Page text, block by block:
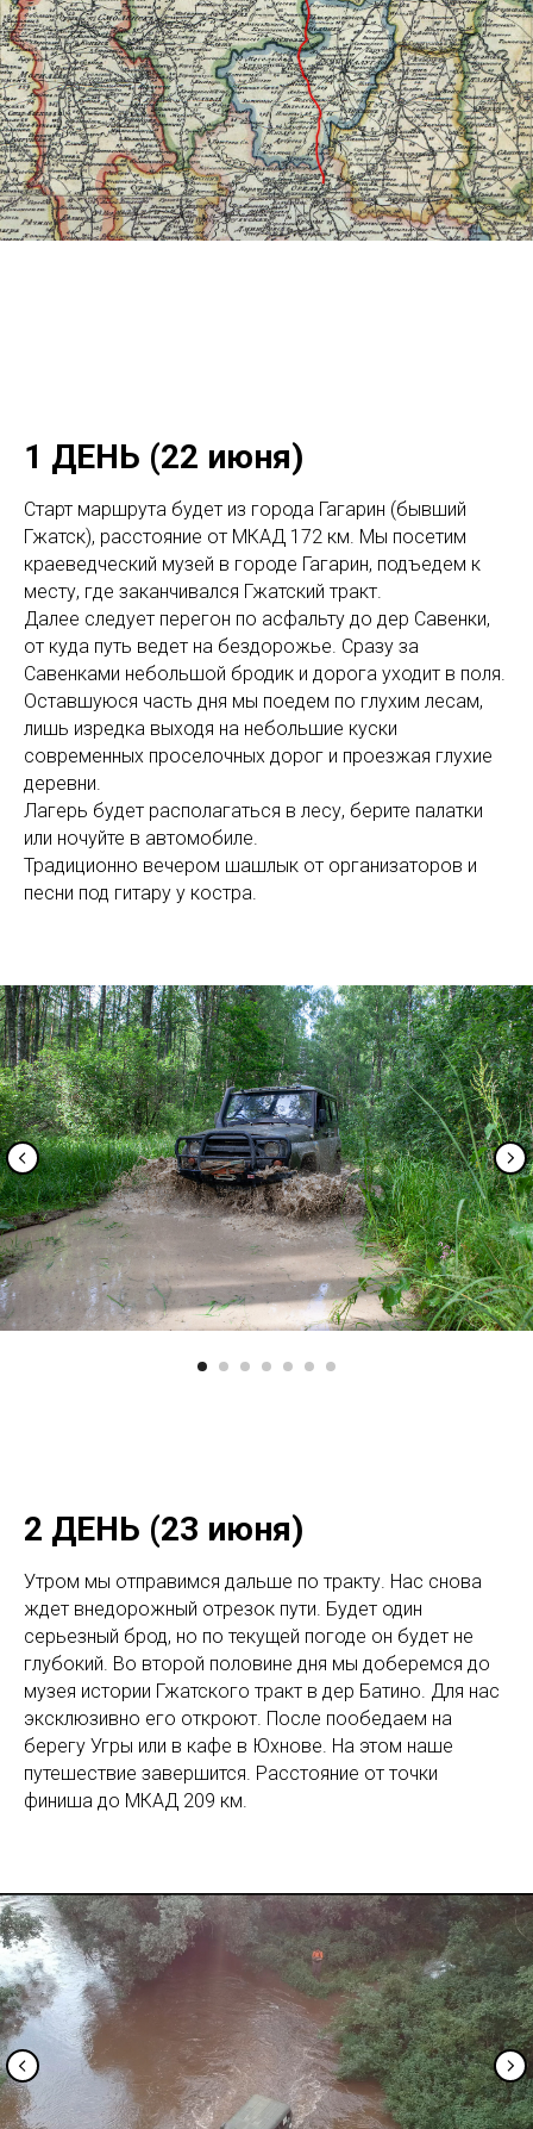
1 ДЕНЬ (22 июня)
Старт маршрута будет из города Гагарин (бывший
Гжатск), расстояние от МКАД 172 км. Мы посетим
краеведческий музей в городе Гагарин, подъедем к
месту, где заканчивался Гжатский тракт.
Далее следует перегон по асфальту до дер Савенки,
от куда путь ведет на бездорожье. Сразу за
Савенками небольшой бродик и дорога уходит в поля.
Оставшуюся часть дня мы поедем по глухим лесам,
лишь изредка выходя на небольшие куски
современных проселочных дорог и проезжая глухие
деревни.
Лагерь будет располагаться в лесу, берите палатки
или ночуйте в автомобиле.
Традиционно вечером шашлык от организаторов и
песни под гитару у костра.
2 ДЕНЬ (23 июня)
Утром мы отправимся дальше по тракту. Нас снова
ждет внедорожный отрезок пути. Будет один
серьезный брод, но по текущей погоде он будет не
глубокий. Во второй половине дня мы доберемся до
музея истории Гжатского тракт в дер Батино. Для нас
эксклюзивно его откроют. После пообедаем на
берегу Угры или в кафе в Юхнове. На этом наше
путешествие завершится. Расстояние от точки
финиша до МКАД 209 км.